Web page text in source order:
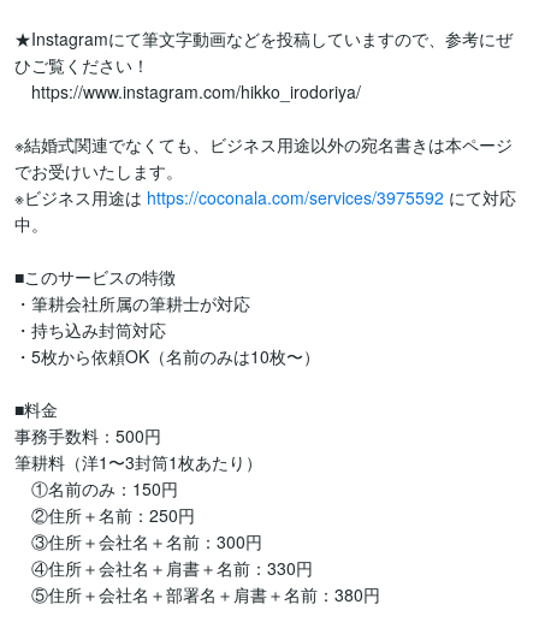
★Instagramにて筆文字動画などを投稿していますので、参考にぜ
ひご覧ください！
https://www.instagram.com/hikko_irodoriya/
※結婚式関連でなくても、ビジネス用途以外の宛名書きは本ページ
でお受けいたします。
※ビジネス用途は https://coconala.com/services/3975592 にて対応
中。
■このサービスの特徴
・筆耕会社所属の筆耕士が対応
・持ち込み封筒対応
・5枚から依頼OK（名前のみは10枚〜）
■料金
事務手数料：500円
筆耕料（洋1〜3封筒1枚あたり）
①名前のみ：150円
②住所＋名前：250円
③住所＋会社名＋名前：300円
④住所＋会社名＋肩書＋名前：330円
⑤住所＋会社名＋部署名＋肩書＋名前：380円